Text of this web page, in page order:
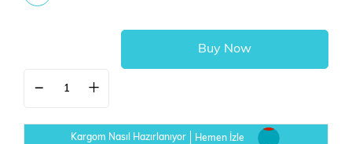
Kargom Nasıl Hazırlanıyor Hemen İzle